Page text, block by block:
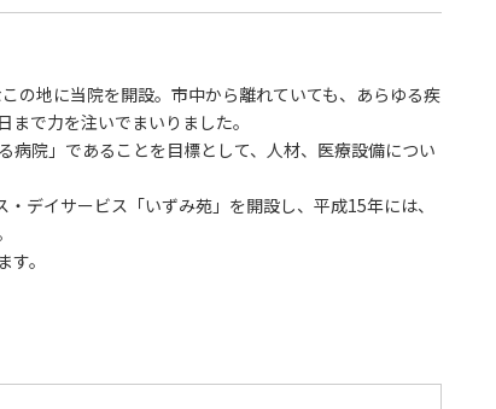
の地に当院を開設。市中から離れていても、あらゆる疾
で力を注いでまいりました。
院」であることを目標として、人材、医療設備につい
デイサービス「いずみ苑」を開設し、平成15年には、
。